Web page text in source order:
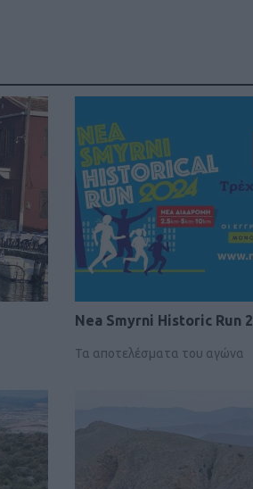
Nea Smyrni Historic Run
Τα αποτελέσματα του αγώνα